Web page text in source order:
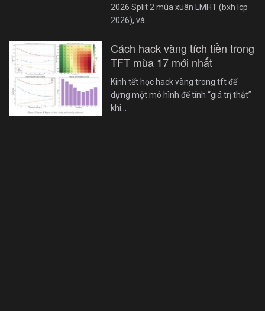
2026 Split 2 mùa xuân LMHT (bxh lcp
2026), và…
Cách hack vàng tích tiền trong
TFT mùa 17 mới nhất
Kinh tết học hack vàng trong tft để
dựng một mô hình để tính “giá trị thật”
khi…